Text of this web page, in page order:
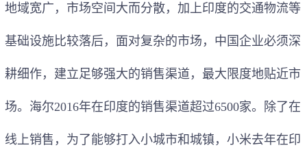
地域宽广，市场空间大而分散，加上印度的交通物流等
基础设施比较落后，面对复杂的市场，中国企业必须深
耕细作，建立足够强大的销售渠道，最大限度地贴近市
场。海尔2016年在印度的销售渠道超过6500家。除了在
线上销售，为了能够打入小城市和城镇，小米去年在印